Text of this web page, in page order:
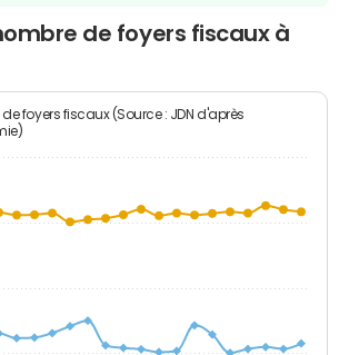
de foyers fiscaux à
foyers fiscaux (Source : JDN d'après